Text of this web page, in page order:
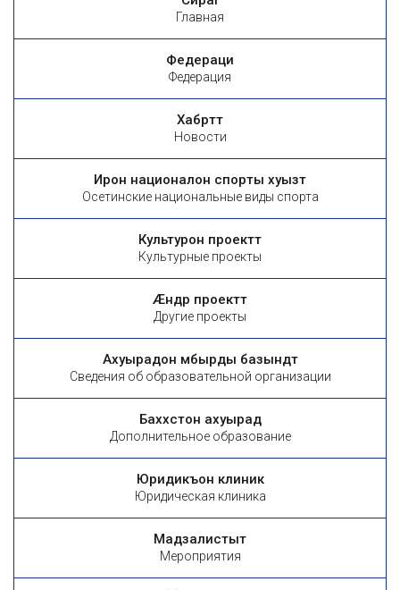
Главная
Федераци
Федерация
Хабӕрттӕ
Новости
Ирон националон спорты хуызтӕ
Осетинские национальные виды спорта
Культурон проекттӕ
Культурные проекты
Æндӕр проекттӕ
Другие проекты
Ахуырадон ӕмбырды базындтӕ
Сведения об образовательной организации
Баххӕстон ахуырад
Дополнительное образование
Юридикъон клиникӕ
Юридическая клиника
Мадзалистытӕ
Мероприятия